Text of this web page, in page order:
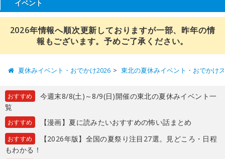
イベント
2026年情報へ順次更新しておりますが一部、昨年の情
報もございます。予めご了承ください。
夏休みイベント・おでかけ2026 東北の夏休みイベント・おでかけ
おすすめ
今週末8/8(土)～8/9(日)開催の東北の夏休みイベント一
覧
おすすめ 【漫画】夏に読みたいおすすめの怖い話まとめ
おすすめ
【2026年版】全国の夏祭り注目27選。見どころ・日程
もわかる！